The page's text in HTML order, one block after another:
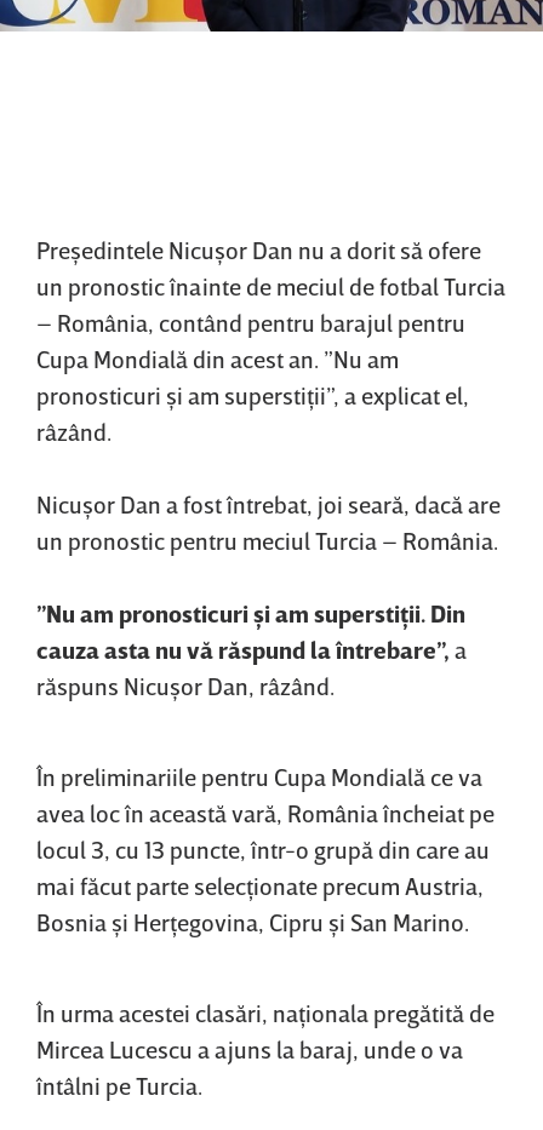
Preşedintele Nicuşor Dan nu a dorit să ofere
un pronostic înainte de meciul de fotbal Turcia
– România, contând pentru barajul pentru
Cupa Mondială din acest an. ”Nu am
pronosticuri şi am superstiţii”, a explicat el,
râzând.
Nicuşor Dan a fost întrebat, joi seară, dacă are
un pronostic pentru meciul Turcia – România.
”Nu am pronosticuri şi am superstiţii. Din
cauza asta nu vă răspund la întrebare”, a
răspuns Nicuşor Dan, râzând.
În preliminariile pentru Cupa Mondială ce va
avea loc în această vară, România încheiat pe
locul 3, cu 13 puncte, într-o grupă din care au
mai făcut parte selecţionate precum Austria,
Bosnia şi Herţegovina, Cipru şi San Marino.
În urma acestei clasări, naţionala pregătită de
Mircea Lucescu a ajuns la baraj, unde o va
întâlni pe Turcia.